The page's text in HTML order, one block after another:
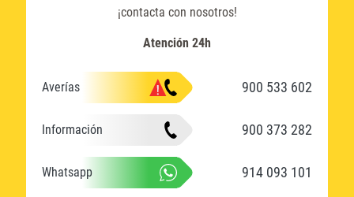
¡contacta con nosotros!
Atención 24h
Averías 900 533 602
Información 900 373 282
Whatsapp 914 093 101